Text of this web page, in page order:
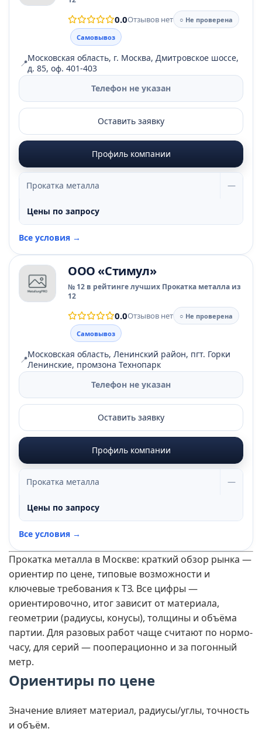
0.0Отзывов нет
○ Не проверена
Самовывоз
📍Московская область, г. Москва, Дмитровское шоссе,
д. 85, оф. 401-403
Телефон не указан
Оставить заявку
Профиль компании
Прокатка металла —
Цены по запросу
Все условия →
ООО «Стимул»
№ 12 в рейтинге лучших Прокатка металла из
12
0.0Отзывов нет
○ Не проверена
Самовывоз
📍Московская область, Ленинский район, пгт. Горки
Ленинские, промзона Технопарк
Телефон не указан
Оставить заявку
Профиль компании
Прокатка металла —
Цены по запросу
Все условия →
Прокатка металла в Москве: краткий обзор рынка —
ориентир по цене, типовые возможности и
ключевые требования к ТЗ. Все цифры —
ориентировочно, итог зависит от материала,
геометрии (радиусы, конусы), толщины и объёма
партии. Для разовых работ чаще считают по нормо-
часу, для серий — пооперационно и за погонный
метр.
Ориентиры по цене
Значение влияет материал, радиусы/углы, точность
и объём.